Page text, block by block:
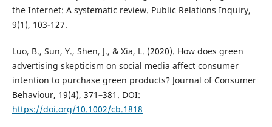
the Internet: A systematic review. Public Relations Inquiry,
9(1), 103-127.
Luo, B., Sun, Y., Shen, J., & Xia, L. (2020). How does green
advertising skepticism on social media affect consumer
intention to purchase green products? Journal of Consumer
Behaviour, 19(4), 371–381. DOI:
https://doi.org/10.1002/cb.1818